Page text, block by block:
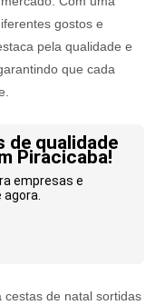
gostos e
pela qualidade e
que cada
de qualidade
Piracicaba!
empresas e
cestas de natal sortidas